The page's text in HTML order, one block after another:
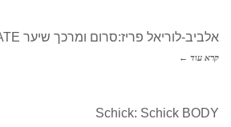
אלביב-לוריאל פריז:סרום ומרכך שיער ULTIMATE
קרא עוד ←
Schick: Schick BODY